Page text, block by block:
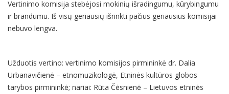
Vertinimo komisija stebėjosi mokinių išradingumu, kūrybingumu
ir brandumu. Iš visų geriausių išrinkti pačius geriausius komisijai
nebuvo lengva.
Užduotis vertino: vertinimo komisijos pirmininkė dr. Dalia
Urbanavičienė – etnomuzikologė, Etninės kultūros globos
tarybos pirmininkė; nariai: Rūta Čėsnienė – Lietuvos etninės